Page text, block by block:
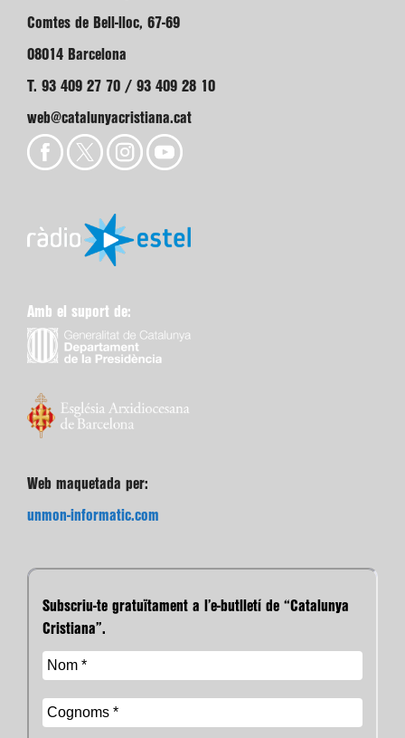
Comtes de Bell-lloc, 67-69
08014 Barcelona
T. 93 409 27 70 / 93 409 28 10
web@catalunyacristiana.cat
Amb el suport de:
Web maquetada per:
unmon-informatic.com
Subscriu-te gratuïtament a l’e-butlletí de “Catalunya
Cristiana”.